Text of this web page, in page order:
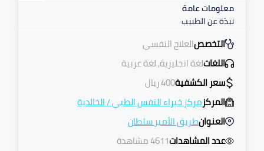
معلومات عامة
نبذة عن الطبيب
التخصصالعلاج النفسي
اللغاتلغة انجليزية, لغة عربية
سعر الكشفية400ريال
المركزمركز خبراء النفس الطبي/الخالدية
العنوانطريق الأمير سلطان
عدد المشاهدات4611 مشاهدة